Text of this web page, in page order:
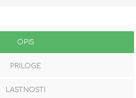
OPIS
PRILOGE
LASTNOSTI